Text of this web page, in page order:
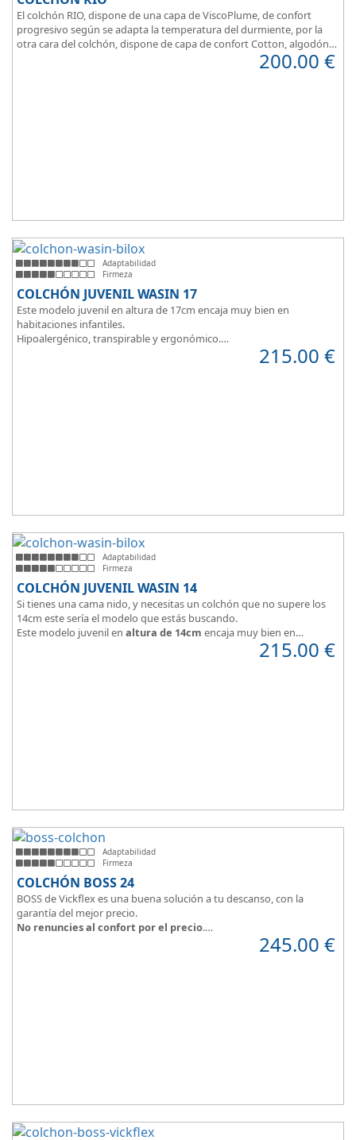
El colchón RIO, dispone de una capa de ViscoPlume, de confort
progresivo según se adapta la temperatura del durmiente, por la
otra cara del colchón, dispone de capa de confort Cotton, algodón
100% que brinda una sensación de confort inmediata.200.00 €
Adaptabilidad
Firmeza
COLCHÓN JUVENIL WASIN 17
Este modelo juvenil en altura de 17cm encaja muy bien en
habitaciones infantiles.
Hipoalergénico, transpirable y ergonómico.
215.00 €
Adaptabilidad
Firmeza
COLCHÓN JUVENIL WASIN 14
Si tienes una cama nido, y necesitas un colchón que no supere los
14cm este sería el modelo que estás buscando.
Este modelo juvenil en altura de 14cm encaja muy bien en
215.00 €
Adaptabilidad
Firmeza
COLCHÓN BOSS 24
BOSS de Vickflex es una buena solución a tu descanso, con la
garantía del mejor precio.
No renuncies al confort por el precio.
núcleo firme y resistenteque combinado
con su material viscoelástico ViscoPlume en ambas caras y algodón
245.00 €